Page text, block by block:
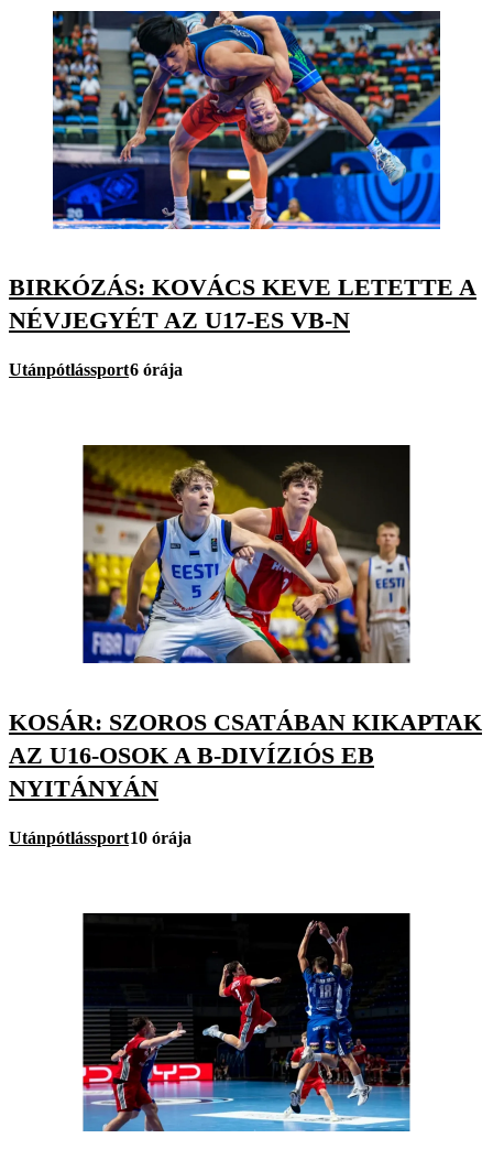
BIRKÓZÁS: KOVÁCS KEVE LETETTE A
NÉVJEGYÉT AZ U17-ES VB-N
Utánpótlássport6 órája
KOSÁR: SZOROS CSATÁBAN KIKAPTAK
AZ U16-OSOK A B-DIVÍZIÓS EB
NYITÁNYÁN
Utánpótlássport10 órája